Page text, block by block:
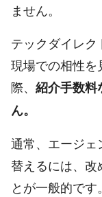
ません。
テックダイレク
現場での相性を
際、 紹介手数料
ん。
通常、エージェ
替えるには、改
とが一般的で